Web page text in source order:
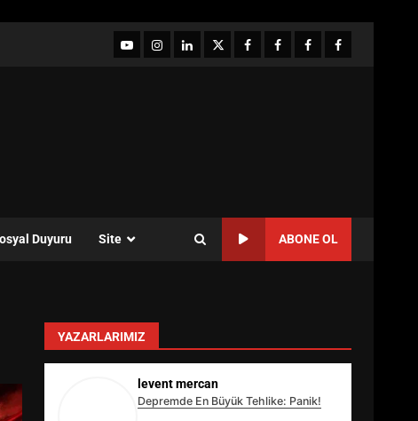
YouTubeInstagram
LinkedIntwitterfacebook-Facebook-
Facebook-Facebook-
Duyuru Site ABONE OL
YAZARLARIMIZ
levent mercan
Depremde En Büyük Tehlike: Panik!